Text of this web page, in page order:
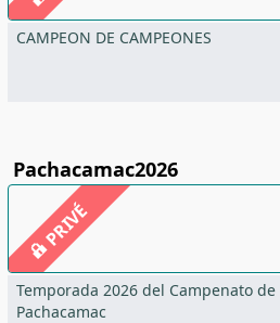
CAMPEON DE CAMPEONES
Pachacamac2026
PRIVÉ
Temporada 2026 del Campenato
Pachacamac